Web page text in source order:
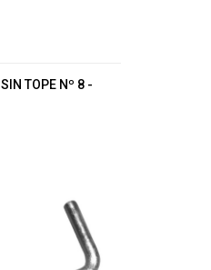
TOPE Nº 8 -